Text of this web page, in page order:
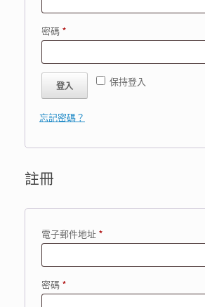
密碼 *必
保持登入
登入
忘記密碼？
註冊
電子郵件地址 *必
密碼 *必